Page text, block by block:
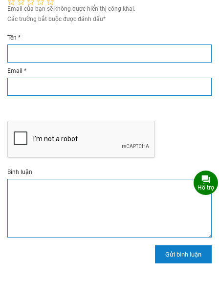
Email của bạn sẽ không được hiển thị công khai.
Các trường bắt buộc được đánh dấu*
Tên *
Email *
Bình luận
Hỗ trợ